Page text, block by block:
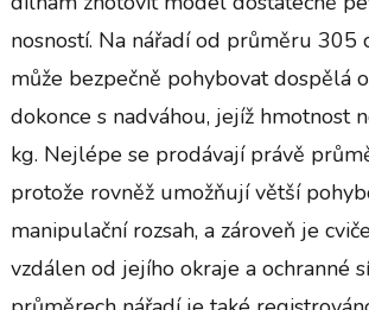
nosností. Na nářadí od průměru 305
může bezpečně pohybovat dospělá
dokonce s nadváhou, jejíž hmotnost
kg. Nejlépe se prodávají právě
protože rovněž umožňují větší
manipulační rozsah, a zároveň je
vzdálen od jejího okraje a ochranné